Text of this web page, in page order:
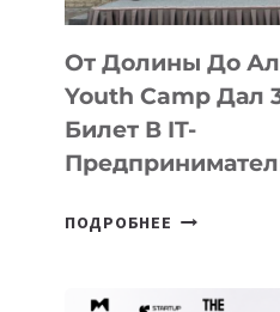
От Долины До
Youth Camp Дал
Билет В IT-
ПОДРОБНЕЕ ОТ
АЛМАТЫ: